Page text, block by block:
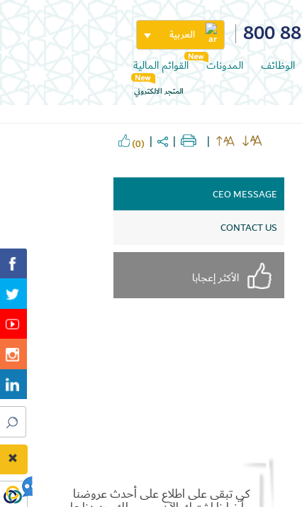
800 العربية
الوظائف المدونات القوائم المالية
المتجر الالكتروني
(0)
CEO MESSAGE
CONTACT US
الأكثر إعجابا
كي تبقى على اطلاع على أحدث عروضنا